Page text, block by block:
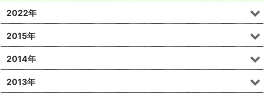
2022年
2015年
2014年
2013年